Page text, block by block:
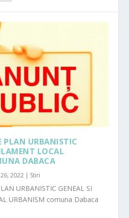
PLAN URBANISTIC
LOCAL
DABACA
2022 | Stiri
URBANISTIC GENEAL SI
URBANISM comuna Dabaca